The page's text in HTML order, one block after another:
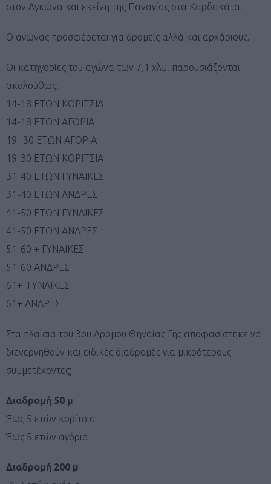
στον Αγκώνα και εκείνη της Παναγίας στα Καρδακάτα.
Ο αγώνας προσφέρεται για δρομείς αλλά και αρχάριους.
Οι κατηγορίες του αγώνα των 7,1 χλμ. παρουσιάζονται
ακολούθως:
14-18 ΕΤΩΝ ΚΟΡΙΤΣΙΑ
14-18 ΕΤΩΝ ΑΓΟΡΙΑ
19- 30 ΕΤΩΝ ΑΓΟΡΙΑ
19-30 ΕΤΩΝ ΚΟΡΙΤΣΙΑ
31-40 ΕΤΩΝ ΓΥΝΑΙΚΕΣ
31-40 ΕΤΩΝ ΑΝΔΡΕΣ
41-50 ΕΤΩΝ ΓΥΝΑΙΚΕΣ
41-50 ΕΤΩΝ ΑΝΔΡΕΣ
51-60 + ΓΥΝΑΙΚΕΣ
51-60 ΑΝΔΡΕΣ
61+
ΓΥΝΑΙΚΕΣ
61+ ΑΝΔΡΕΣ
Στα πλαίσια του 3ου Δρόμου Θηναίας Γης αποφασίστηκε να
διενεργηθούν και ειδικές διαδρομές για μικρότερους
συμμετέχοντες;
Διαδρομή 50 μ
Έως 5 ετών κορίτσια
Έως 5 ετών αγόρια
Διαδρομή 200 μ